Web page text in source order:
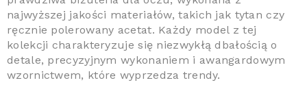
najwyższej jakości materiałów, takich jak tytan czy
ręcznie polerowany acetat. Każdy model z tej
kolekcji charakteryzuje się niezwykłą dbałością o
detale, precyzyjnym wykonaniem i awangardowym
wzornictwem, które wyprzedza trendy.